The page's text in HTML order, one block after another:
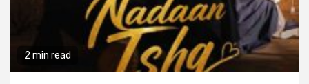
2 min read